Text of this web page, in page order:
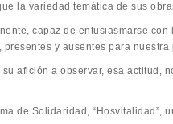
la variedad temática de sus
capaz de entusiasmarse
y ausentes para
afición a observar, esa actitud,
de Solidaridad,